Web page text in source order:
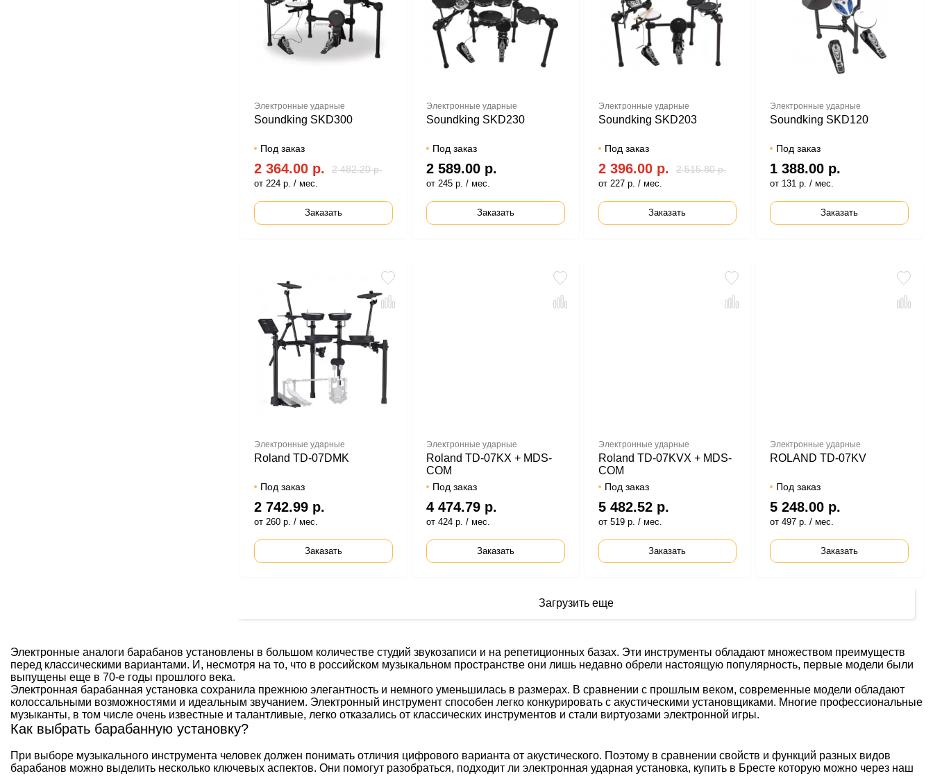
Электронные ударные
Soundking SKD300
Под заказ
2 364.00 р. 2 482.20 р.
от 224 р. / мес.
Заказать
Электронные ударные
Soundking SKD230
Под заказ
2 589.00 р.
от 245 р. / мес.
Заказать
Электронные ударные
Soundking SKD203
Под заказ
2 396.00 р. 2 515.80 р.
от 227 р. / мес.
Заказать
Электронные ударные
Soundking SKD120
Под заказ
1 388.00 р.
от 131 р. / мес.
Заказать
Электронные ударные
Roland TD-07DMK
Под заказ
2 742.99 р.
от 260 р. / мес.
Заказать
Электронные ударные
Roland TD-07KX + MDS-
COM
Под заказ
4 474.79 р.
от 424 р. / мес.
Заказать
Электронные ударные
Roland TD-07KVX + MDS-
COM
Под заказ
5 482.52 р.
от 519 р. / мес.
Заказать
Электронные ударные
ROLAND TD-07KV
Под заказ
5 248.00 р.
от 497 р. / мес.
Заказать
Загрузить еще
Электронные аналоги барабанов установлены в большом количестве студий звукозаписи и на репетиционных базах. Эти инструменты обладают множеством преимуществ
перед классическими вариантами. И, несмотря на то, что в российском музыкальном пространстве они лишь недавно обрели настоящую популярность, первые модели были
выпущены еще в 70-е годы прошлого века.
Электронная барабанная установка сохранила прежнюю элегантность и немного уменьшилась в размерах. В сравнении с прошлым веком, современные модели обладают
колоссальными возможностями и идеальным звучанием. Электронный инструмент способен легко конкурировать с акустическими установщиками. Многие профессиональные
музыканты, в том числе очень известные и талантливые, легко отказались от классических инструментов и стали виртуозами электронной игры.
Как выбрать барабанную установку?
При выборе музыкального инструмента человек должен понимать отличия цифрового варианта от акустического. Поэтому в сравнении свойств и функций разных видов
барабанов можно выделить несколько ключевых аспектов. Они помогут разобраться, подходит ли электронная ударная установка, купить в Бресте которую можно через наш